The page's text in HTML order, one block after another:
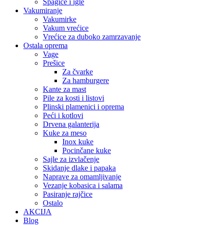
Špagice i igle
Vakumiranje
Vakumirke
Vakum vrećice
Vrećice za duboko zamrzavanje
Ostala oprema
Vage
Prešice
Za čvarke
Za hamburgere
Kante za mast
Pile za kosti i listovi
Plinski plamenici i oprema
Peći i kotlovi
Drvena galanterija
Kuke za meso
Inox kuke
Pocinčane kuke
Sajle za izvlačenje
Skidanje dlake i papaka
Naprave za omamljivanje
Vezanje kobasica i salama
Pasiranje rajčice
Ostalo
AKCIJA
Blog